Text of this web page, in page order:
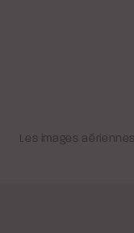
Les images